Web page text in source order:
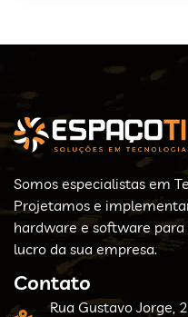
Somos especialistas em
Projetamos e
hardware e software
lucro da sua empresa.
Contato
Rua Gustavo Jorge,